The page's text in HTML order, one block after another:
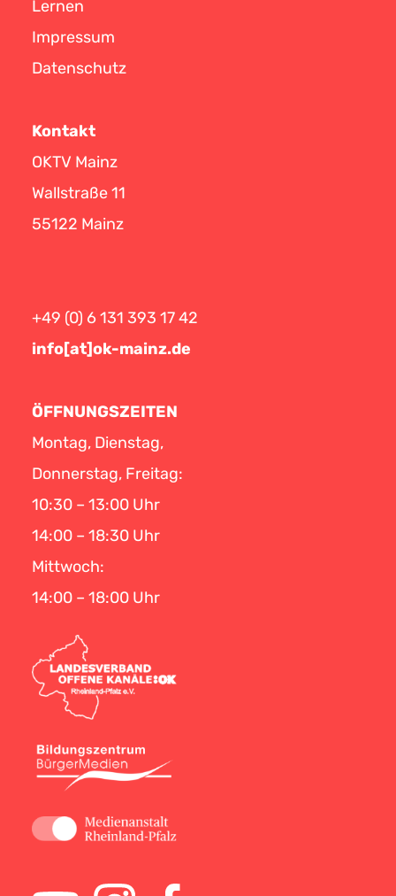
Lernen
Impressum
Datenschutz
Kontakt
OKTV Mainz
Wallstraße 11
55122 Mainz
+49 (0) 6 131 393 17 42
info[at]ok-mainz.de
ÖFFNUNGSZEITEN
Montag, Dienstag,
Donnerstag, Freitag:
10:30 – 13:00 Uhr
14:00 – 18:30 Uhr
Mittwoch:
14:00 – 18:00 Uhr